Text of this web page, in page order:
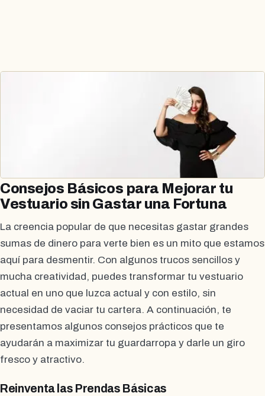
Consejos Básicos para Mejorar tu
Vestuario sin Gastar una Fortuna
La creencia popular de que necesitas gastar grandes
sumas de dinero para verte bien es un mito que estamos
aquí para desmentir. Con algunos trucos sencillos y
mucha creatividad, puedes transformar tu vestuario
actual en uno que luzca actual y con estilo, sin
necesidad de vaciar tu cartera. A continuación, te
presentamos algunos consejos prácticos que te
ayudarán a maximizar tu guardarropa y darle un giro
fresco y atractivo.
Reinventa las Prendas Básicas